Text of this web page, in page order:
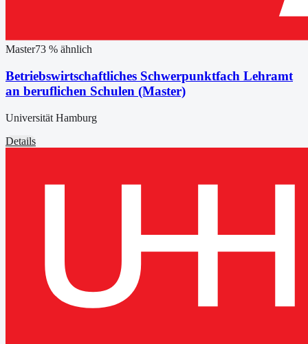
Master73 % ähnlich
Betriebswirtschaftliches Schwerpunktfach Lehramt
an beruflichen Schulen (Master)
Universität Hamburg
Details